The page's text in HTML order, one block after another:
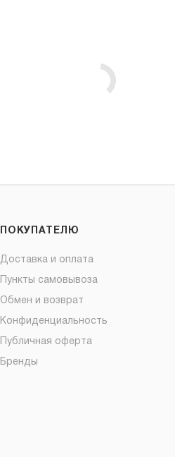
ПОКУПАТЕЛЮ
Доставка и оплата
Пункты самовывоза
Обмен и возврат
Конфиденциальность
Публичная оферта
Бренды